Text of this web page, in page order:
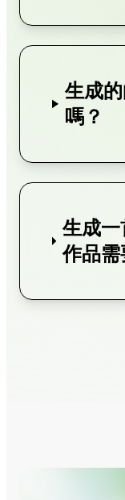
生成
嗎？
生成一
作品需